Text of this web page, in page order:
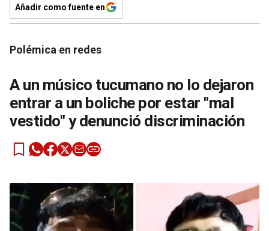
Añadir como fuente en
Polémica en redes
A un músico tucumano no lo dejaron
entrar a un boliche por estar "mal
vestido" y denunció discriminación